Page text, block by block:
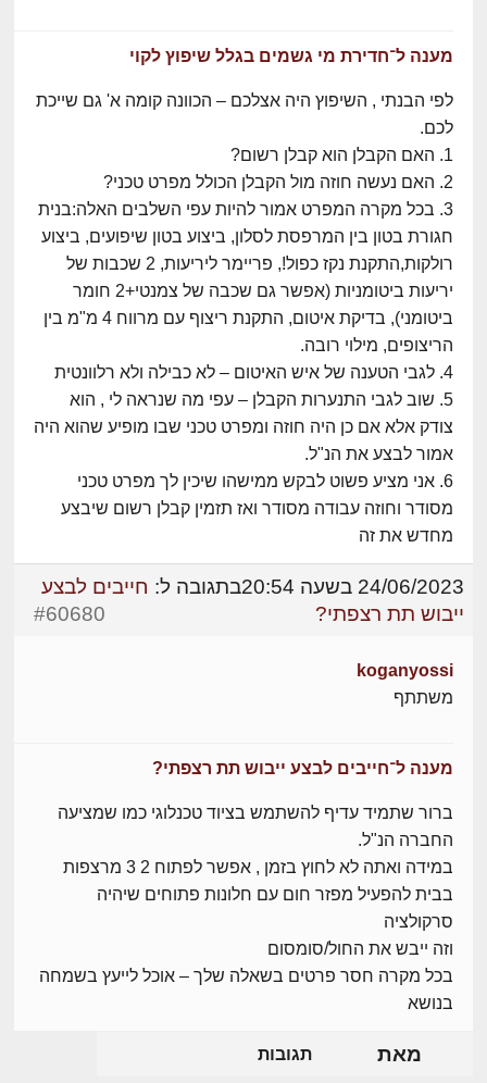
מענה ל־חדירת מי גשמים בגלל שיפוץ לקוי
לפי הבנתי , השיפוץ היה אצלכם – הכוונה קומה א' גם שייכת
לכם.
1. האם הקבלן הוא קבלן רשום?
2. האם נעשה חוזה מול הקבלן הכולל מפרט טכני?
3. בכל מקרה המפרט אמור להיות עפי השלבים האלה:בנית
חגורת בטון בין המרפסת לסלון, ביצוע בטון שיפועים, ביצוע
רולקות,התקנת נקז כפול!, פריימר ליריעות, 2 שכבות של
יריעות ביטומניות (אפשר גם שכבה של צמנטי+2 חומר
ביטומני), בדיקת איטום, התקנת ריצוף עם מרווח 4 מ"מ בין
הריצופים, מילוי רובה.
4. לגבי הטענה של איש האיטום – לא כבילה ולא רלוונטית
5. שוב לגבי התנערות הקבלן – עפי מה שנראה לי , הוא
צודק אלא אם כן היה חוזה ומפרט טכני שבו מופיע שהוא היה
אמור לבצע את הנ"ל.
6. אני מציע פשוט לבקש ממישהו שיכין לך מפרט טכני
מסודר וחוזה עבודה מסודר ואז תזמין קבלן רשום שיבצע
מחדש את זה
24/06/2023 בשעה 20:54 בתגובה ל: חייבים לבצע
ייבוש תת רצפתי?
#60680
koganyossi
משתתף
מענה ל־חייבים לבצע ייבוש תת רצפתי?
ברור שתמיד עדיף להשתמש בציוד טכנלוגי כמו שמציעה
החברה הנ"ל.
במידה ואתה לא לחוץ בזמן , אפשר לפתוח 2 3 מרצפות
בבית להפעיל מפזר חום עם חלונות פתוחים שיהיה
סרקולציה
וזה ייבש את החול/סומסום
בכל מקרה חסר פרטים בשאלה שלך – אוכל לייעץ בשמחה
בנושא
מאת תגובות